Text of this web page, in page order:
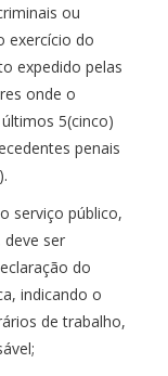
ou
exercício do
expedido pelas
onde o
5(cinco)
penais
serviço público,
deve ser
do
indicando o
de trabalho,